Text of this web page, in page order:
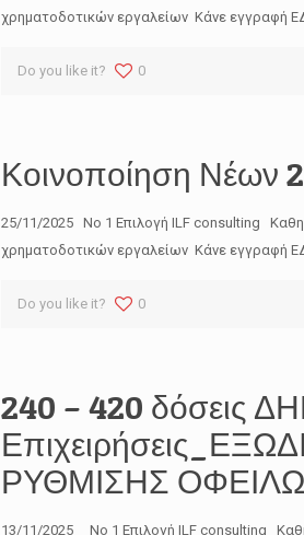
χρηματοδοτικών εργαλείων Κάνε εγγραφή
Do you like it? 0
Κοινοποίηση Νέων
25/11/2025 No 1 Επιλογή ILF consulting
χρηματοδοτικών εργαλείων Κάνε εγγραφή
Do you like it? 0
240 – 420 δόσεις
ΡΥΘΜΙΣΗΣ
13/11/2025 No 1 Επιλογή ILF consulting